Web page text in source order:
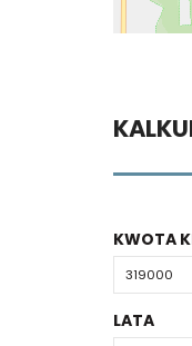
KWOTA
LATA